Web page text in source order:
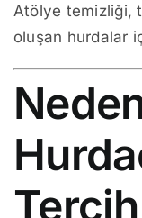
Atölye temizliği,
oluşan hurdalar
Tercih